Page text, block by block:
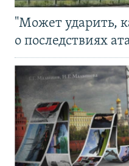
"Может ударить,
о последствиях